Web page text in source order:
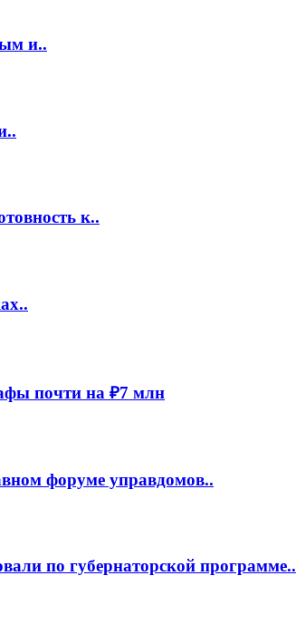
и..
к..
почти на ₽7 млн
форуме управдомов..
по губернаторской программе..